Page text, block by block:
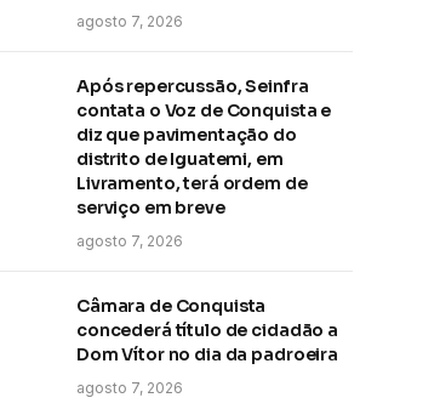
agosto 7, 2026
Após repercussão, Seinfra
contata o Voz de Conquista e
diz que pavimentação do
distrito de Iguatemi, em
Livramento, terá ordem de
serviço em breve
agosto 7, 2026
Câmara de Conquista
concederá título de cidadão a
Dom Vítor no dia da padroeira
agosto 7, 2026